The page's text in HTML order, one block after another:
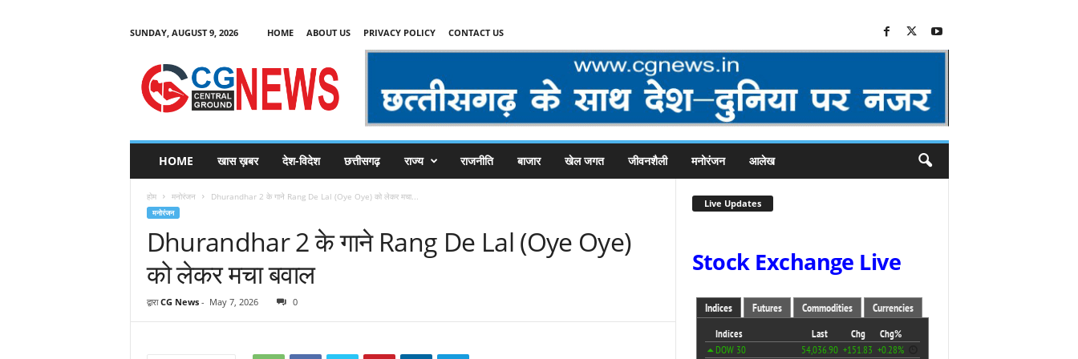
SUNDAY, AUGUST 9, 2026 HOME ABOUT US PRIVACY POLICY CONTACT US
C
HOME खास ख़बर देश-विदेश छत्तीसगढ़ राज्य राजनीति बाजार खेल जगत जीवनशैली मनोरंजन आलेख
होम मनोरंजन Dhurandhar 2 के गाने Rang De Lal (Oye Oye) को लेकर मचा...
मनोरंजन
Dhurandhar 2 के गाने Rang De Lal (Oye Oye)
को लेकर मचा बवाल
द्वारा CG News- May 7, 2026 0
Live Updates
Stock Exchange Live